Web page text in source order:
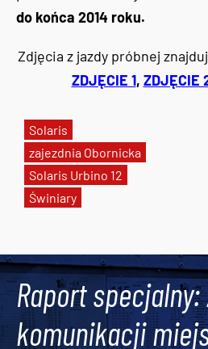
Solaris
zajezdnia Obornicka
Solaris Urbino 12
Świniary
do końca 2014 roku.
Zdjęcia z jazdy próbnej
ZDJĘCIE 1, ZDJĘCIE
Raport
komunikacji